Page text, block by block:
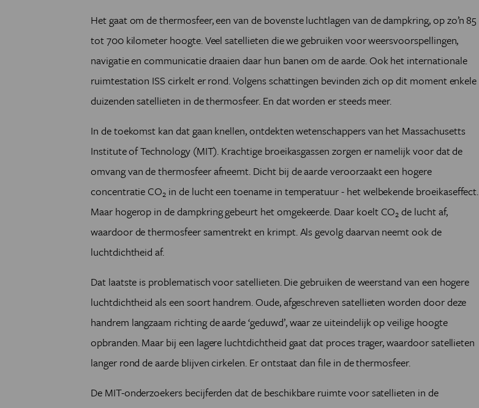
Het gaat om de thermosfeer, een van de bovenste luchtlagen van de dampkring, op zo’n 85
tot 700 kilometer hoogte. Veel satellieten die we gebruiken voor weersvoorspellingen,
navigatie en communicatie draaien daar hun banen om de aarde. Ook het internationale
ruimtestation ISS cirkelt er rond. Volgens schattingen bevinden zich op dit moment enkele
duizenden satellieten in de thermosfeer. En dat worden er steeds meer.
In de toekomst kan dat gaan knellen, ontdekten wetenschappers van het Massachusetts
Institute of Technology (MIT). Krachtige broeikasgassen zorgen er namelijk voor dat de
omvang van de thermosfeer afneemt. Dicht bij de aarde veroorzaakt een hogere
concentratie CO2 in de lucht een toename in temperatuur - het welbekende broeikaseffect.
Maar hogerop in de dampkring gebeurt het omgekeerde. Daar koelt CO2 de lucht af,
waardoor de thermosfeer samentrekt en krimpt. Als gevolg daarvan neemt ook de
luchtdichtheid af.
Dat laatste is problematisch voor satellieten. Die gebruiken de weerstand van een hogere
luchtdichtheid als een soort handrem. Oude, afgeschreven satellieten worden door deze
handrem langzaam richting de aarde ‘geduwd’, waar ze uiteindelijk op veilige hoogte
opbranden. Maar bij een lagere luchtdichtheid gaat dat proces trager, waardoor satellieten
langer rond de aarde blijven cirkelen. Er ontstaat dan file in de thermosfeer.
De MIT-onderzoekers becijferden dat de beschikbare ruimte voor satellieten in de